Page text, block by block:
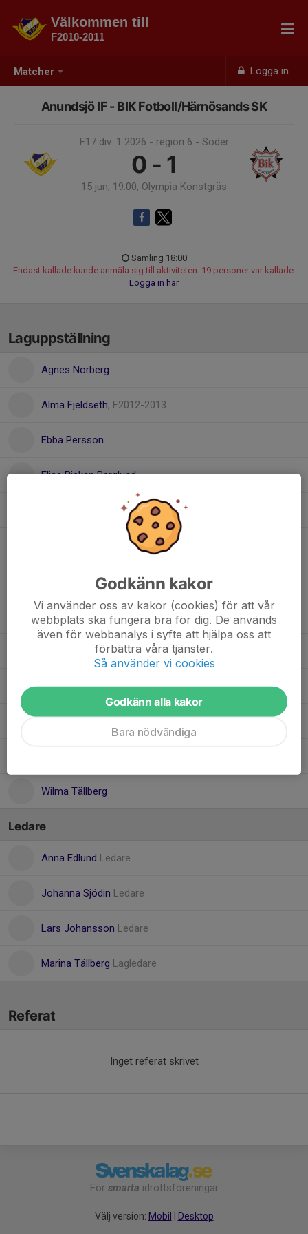
Matcher Logga in
Välkommen till
F2010-2011
Anundsjö IF - BIK Fotboll/Härnösands SK
F17 div. 1 2026 - region 6 - Söder
0 - 1
15 jun, 19:00, Olympia Konstgräs
Samling 18:00
Endast kallade kunde anmäla sig till aktiviteten. 19 personer var kallade.
Logga in här
Laguppställning
Agnes Norberg
Alma Fjeldseth, F2012-2013
Ebba Persson
Elise Rickan Berglund
, F2012-2013
Julia Johansson
Milly Fahlander
Molly Edlund
Nellie Vikström
Nelly Isaksson
Wilma Tällberg
Ledare
Anna Edlund Ledare
Johanna Sjödin Ledare
Lars Johansson Ledare
Marina Tällberg Lagledare
Referat
Inget referat skrivet
För smarta idrottsföreningar
Välj version: Mobil Desktop
Godkänn kakor
Vi använder oss av kakor (cookies) för att vår
webbplats ska fungera bra för dig. De används
även för webbanalys i syfte att hjälpa oss att
förbättra våra tjänster.
Så använder vi cookies
Godkänn alla kakor
Bara nödvändiga